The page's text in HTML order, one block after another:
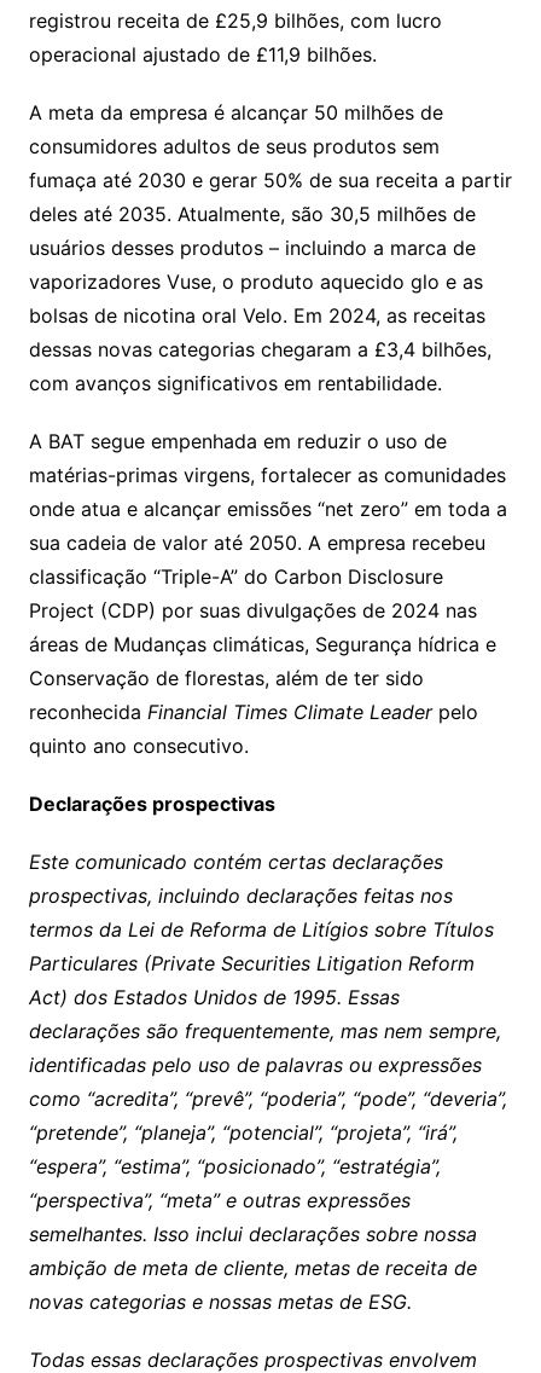
registrou receita de £25,9 bilhões, com lucro
operacional ajustado de £11,9 bilhões.
A meta da empresa é alcançar 50 milhões de
consumidores adultos de seus produtos sem
fumaça até 2030 e gerar 50% de sua receita a partir
deles até 2035. Atualmente, são 30,5 milhões de
usuários desses produtos – incluindo a marca de
vaporizadores Vuse, o produto aquecido glo e as
bolsas de nicotina oral Velo. Em 2024, as receitas
dessas novas categorias chegaram a £3,4 bilhões,
com avanços significativos em rentabilidade.
A BAT segue empenhada em reduzir o uso de
matérias-primas virgens, fortalecer as comunidades
onde atua e alcançar emissões “net zero” em toda a
sua cadeia de valor até 2050. A empresa recebeu
classificação “Triple-A” do Carbon Disclosure
Project (CDP) por suas divulgações de 2024 nas
áreas de Mudanças climáticas, Segurança hídrica e
Conservação de florestas, além de ter sido
reconhecida Financial Times Climate Leaderpelo
quinto ano consecutivo.
Declarações prospectivas
Este comunicado contém certas declarações
prospectivas, incluindo declarações feitas nos
termos da Lei de Reforma de Litígios sobre Títulos
Particulares (Private Securities Litigation Reform
Act) dos Estados Unidos de 1995. Essas
declarações são frequentemente, mas nem sempre,
identificadas pelo uso de palavras ou expressões
como “acredita”, “prevê”, “poderia”, “pode”, “deveria”,
“pretende”, “planeja”, “potencial”, “projeta”, “irá”,
“espera”, “estima”, “posicionado”, “estratégia”,
“perspectiva”, “meta” e outras expressões
semelhantes. Isso inclui declarações sobre nossa
ambição de meta de cliente, metas de receita de
novas categorias e nossas metas de ESG.
Todas essas declarações prospectivas envolvem